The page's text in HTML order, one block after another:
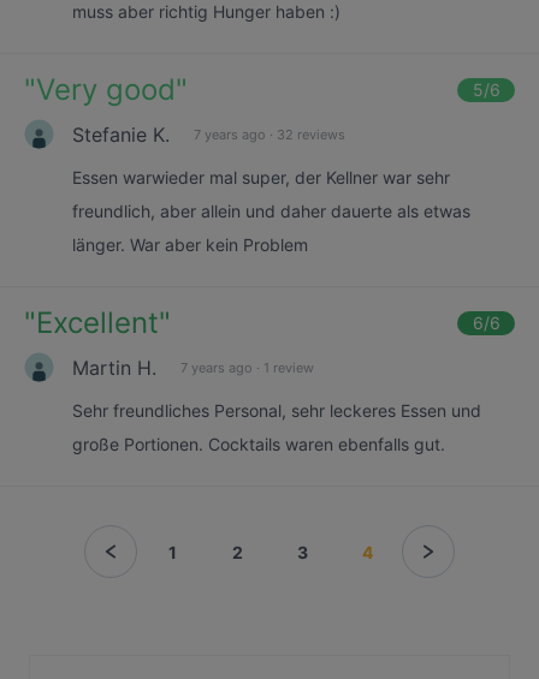
muss aber richtig Hunger haben :)
"Very good" 5/6
Stefanie K. 7 years ago · 32 reviews
Essen warwieder mal super, der Kellner war sehr
freundlich, aber allein und daher dauerte als etwas
länger. War aber kein Problem
"Excellent" 6/6
Martin H. 7 years ago · 1 review
Sehr freundliches Personal, sehr leckeres Essen und
große Portionen. Cocktails waren ebenfalls gut.
1 2 3 4